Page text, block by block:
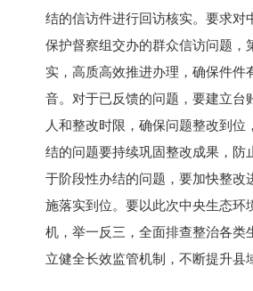
结的信访件进行回访核实。要求对
保护督察组交办的群众信访问题，
实，高质高效推进办理，确保件件
音。对于已反馈的问题，要建立台
人和整改时限，确保问题整改到位
结的问题要持续巩固整改成果，防
于阶段性办结的问题，要加快整改
施落实到位。要以此次中央生态环
机，举一反三，全面排查整治各类
立健全长效监管机制，不断提升县